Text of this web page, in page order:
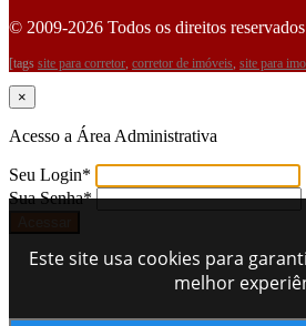
© 2009-2026 Todos os direitos reservados
[tags site para corretor, corretor de imóveis, site para
×
Acesso a Área Administrativa
Seu Login*
Sua Senha*
Este site usa cookies para
melhor